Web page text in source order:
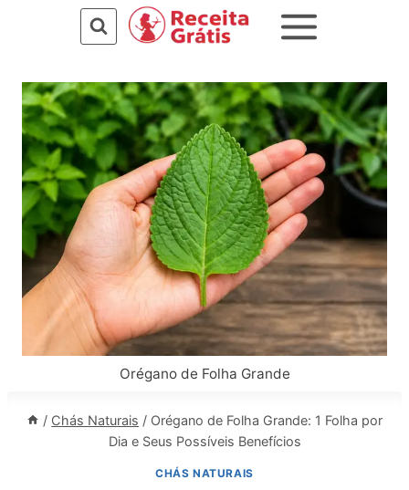
Conteúdo
Orégano de Folha Grande
/ Chás Naturais / Orégano de Folha Grande: 1 Folha por
Dia e Seus Possíveis Benefícios
CHÁS NATURAIS